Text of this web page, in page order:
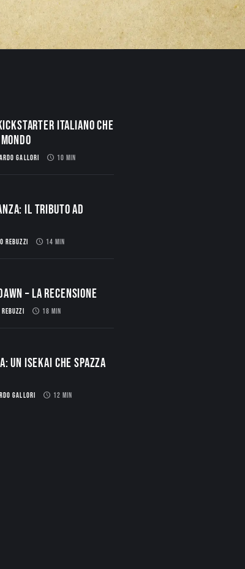
italiano che
GALLORI 10 MIN
Il Tributo ad
REBUZZI 14 MIN
– La Recensione
18 MIN
Un Isekai che spazza
GALLORI 12 MIN